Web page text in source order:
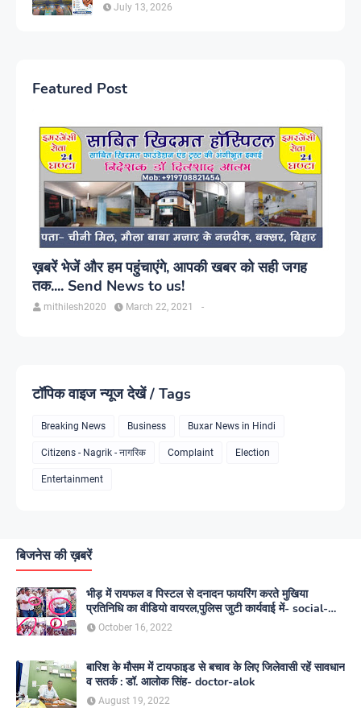
July 13, 2026
Featured Post
ख़बरें भेजें और हम पहुंचाएंगे, आपकी खबर को सही जगह
तक.... Send News to us!
mithilesh2020 -
March 22, 2021
टॉपिक वाइज न्यूज देखें / Tags
Breaking News Business Buxar News in Hindi
Citizens - Nagrik - नागरिक Complaint Election
Entertainment
बिजनेस की ख़बरें
भीड़ में रायफल व पिस्टल से दनादन फायरिंग करते मुखिया
प्रतिनिधि का वीडियो वायरल,पुलिस जुटी कार्यवाई में- social-
media
October 16, 2022
बारिश के मौसम में टायफाइड से बचाव के लिए जिलेवासी रहें सावधान
व सतर्क : डॉ. आलोक सिंह- doctor-alok
August 19, 2022